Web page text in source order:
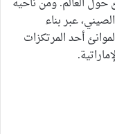
عبر بناء
أحد المرتكزات